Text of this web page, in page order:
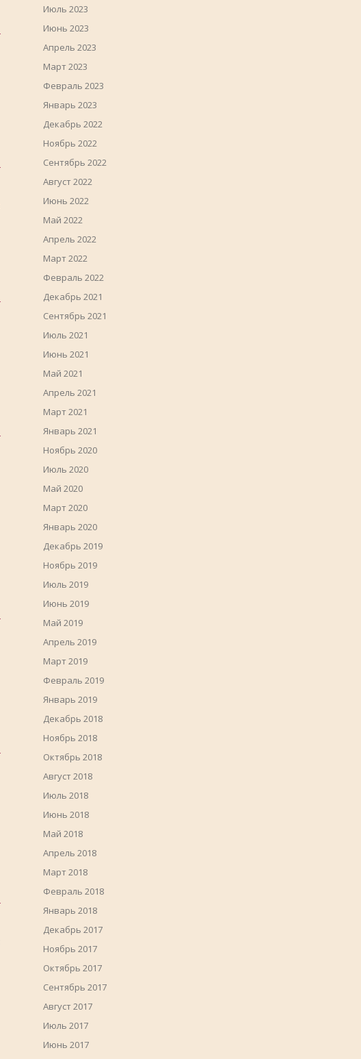
Июль 2023
Июнь 2023
Апрель 2023
Март 2023
Февраль 2023
Январь 2023
Декабрь 2022
Ноябрь 2022
Сентябрь 2022
Август 2022
Июнь 2022
Май 2022
Апрель 2022
Март 2022
Февраль 2022
Декабрь 2021
Сентябрь 2021
Июль 2021
Июнь 2021
Май 2021
Апрель 2021
Март 2021
Январь 2021
Ноябрь 2020
Июль 2020
Май 2020
Март 2020
Январь 2020
Декабрь 2019
Ноябрь 2019
Июль 2019
Июнь 2019
Май 2019
Апрель 2019
Март 2019
Февраль 2019
Январь 2019
Декабрь 2018
Ноябрь 2018
Октябрь 2018
Август 2018
Июль 2018
Июнь 2018
Май 2018
Апрель 2018
Март 2018
Февраль 2018
Январь 2018
Декабрь 2017
Ноябрь 2017
Октябрь 2017
Сентябрь 2017
Август 2017
Июль 2017
Июнь 2017